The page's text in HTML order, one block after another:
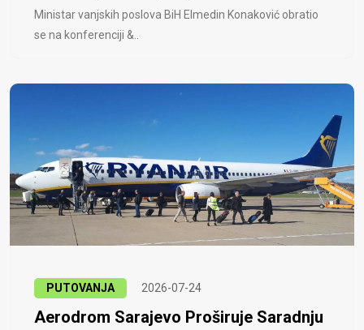
Ministar vanjskih poslova BiH Elmedin Konaković obratio
se na konferenciji &..
PUTOVANJA 2026-07-24
Aerodrom Sarajevo Proširuje Saradnju